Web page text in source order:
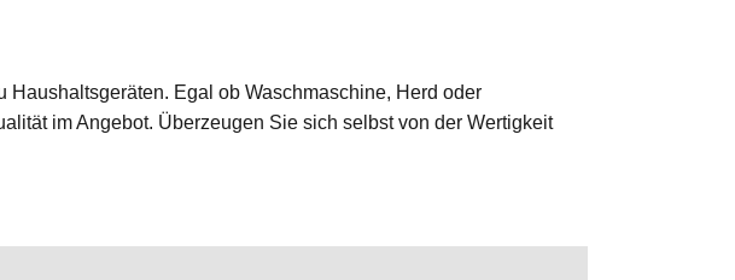
Egal ob Waschmaschine, Herd oder
im Angebot. Überzeugen Sie sich selbst von der Wertigkeit